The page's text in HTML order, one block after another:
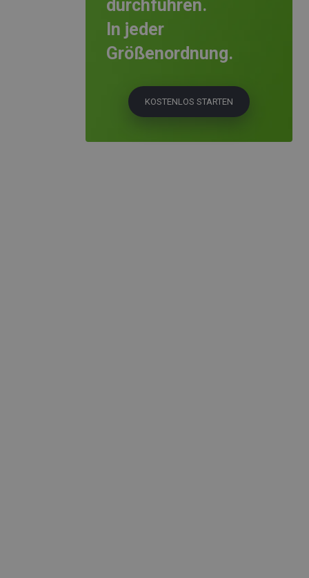
durchführen.
In jeder
Größenordnung.
KOSTENLOS STARTEN